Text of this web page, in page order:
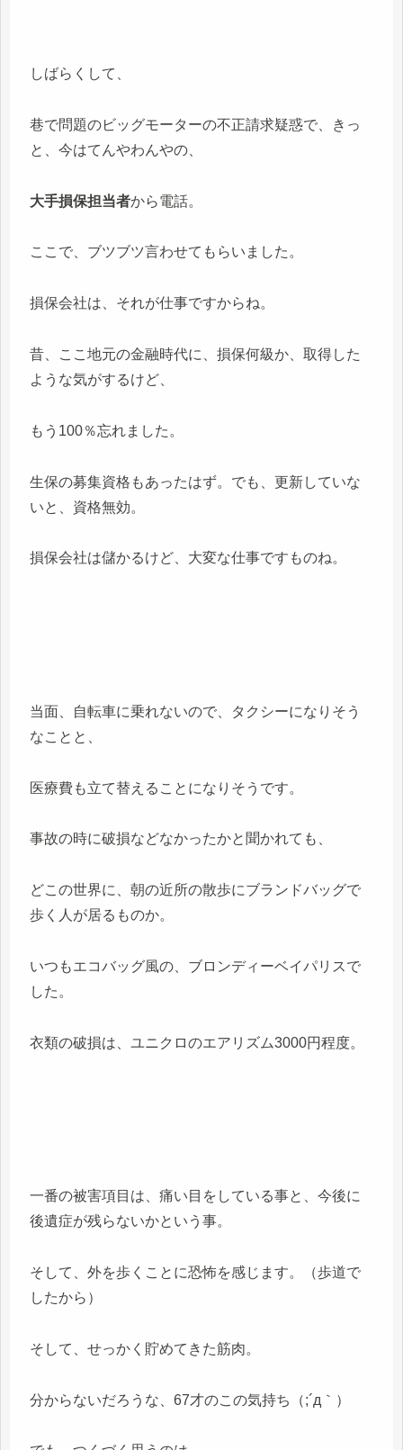
しばらくして、
巷で問題のビッグモーターの不正請求疑惑で、きっ
と、今はてんやわんやの、
大手損保担当者から電話。
ここで、ブツブツ言わせてもらいました。
損保会社は、それが仕事ですからね。
昔、ここ地元の金融時代に、損保何級か、取得した
ような気がするけど、
もう100％忘れました。
生保の募集資格もあったはず。でも、更新していな
いと、資格無効。
損保会社は儲かるけど、大変な仕事ですものね。
当面、自転車に乗れないので、タクシーになりそう
なことと、
医療費も立て替えることになりそうです。
事故の時に破損などなかったかと聞かれても、
どこの世界に、朝の近所の散歩にブランドバッグで
歩く人が居るものか。
いつもエコバッグ風の、ブロンディーベイパリスで
した。
衣類の破損は、ユニクロのエアリズム3000円程度。
一番の被害項目は、痛い目をしている事と、今後に
後遺症が残らないかという事。
そして、外を歩くことに恐怖を感じます。（歩道で
したから）
そして、せっかく貯めてきた筋肉。
分からないだろうな、67才のこの気持ち（;´д｀）